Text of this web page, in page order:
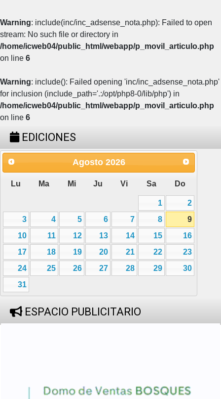
Warning: include(inc/inc_adsense_nota.php): Failed to open
stream: No such file or directory in
/home/icweb04/public_html/webapp/p_movil_articulo.php
on line 6
Warning: include(): Failed opening 'inc/inc_adsense_nota.php'
for inclusion (include_path='.:/opt/php8-0/lib/php') in
/home/icweb04/public_html/webapp/p_movil_articulo.php
on line 6
EDICIONES
Agosto 2026
Lu Ma Mi Ju Vi Sa Do
1
2
3
4 5 6 7 8
9
10
11 12 13 14 15
16
17
18 19 20 21 22
23
24
25 26 27 28 29
30
31
ESPACIO PUBLICITARIO